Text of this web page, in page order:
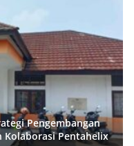
Pengembangan
Kolaborasi Pentahelix